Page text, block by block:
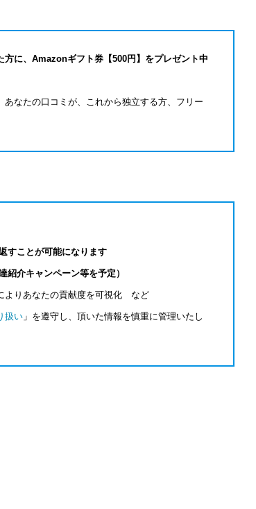
方に、Amazonギフト券【500円】をプレゼント中
なたの口コミが、これから独立する方、フリー
すことが可能になります
介キャンペーン等を予定）
よりあなたの貢献度を可視化 など
扱い 」を遵守し、頂いた情報を慎重に管理いたし